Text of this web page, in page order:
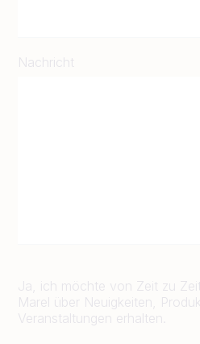
Nachricht
Ja, ich möchte von Zeit zu
Marel über Neuigkeiten,
Veranstaltungen erhalten.